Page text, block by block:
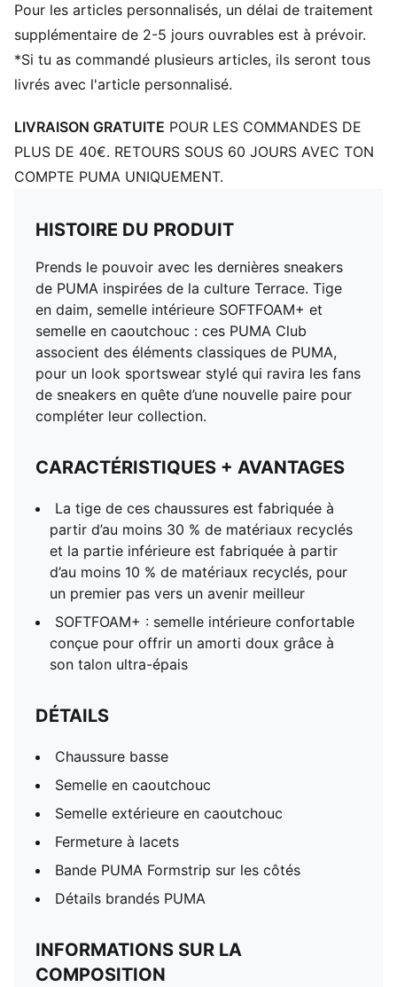
Semelle extérieure en caoutchouc
Fermeture à lacets
Bande PUMA Formstrip sur les côtés
Détails brandés PUMA
Pour les articles personnalisés, un délai de traitement
supplémentaire de 2-5 jours ouvrables est à prévoir.
*Si tu as commandé plusieurs articles, ils seront tous
livrés avec l'article personnalisé.
LIVRAISON GRATUITE POUR LES COMMANDES DE
PLUS DE 40€. RETOURS SOUS 60 JOURS AVEC TON
COMPTE PUMA UNIQUEMENT.
HISTOIRE DU PRODUIT
Prends le pouvoir avec les dernières sneakers
de PUMA inspirées de la culture Terrace. Tige
en daim, semelle intérieure SOFTFOAM+ et
semelle en caoutchouc : ces PUMA Club
associent des éléments classiques de PUMA,
pour un look sportswear stylé qui ravira les fans
de sneakers en quête d’une nouvelle paire pour
compléter leur collection.
CARACTÉRISTIQUES + AVANTAGES
La tige de ces chaussures est fabriquée à
partir d’au moins 30 % de matériaux recyclés
et la partie inférieure est fabriquée à partir
d’au moins 10 % de matériaux recyclés, pour
un premier pas vers un avenir meilleur
SOFTFOAM+ : semelle intérieure confortable
conçue pour offrir un amorti doux grâce à
son talon ultra-épais
DÉTAILS
Chaussure basse
Semelle en caoutchouc
Semelle extérieure en caoutchouc
Fermeture à lacets
Bande PUMA Formstrip sur les côtés
Détails brandés PUMA
INFORMATIONS SUR LA
COMPOSITION